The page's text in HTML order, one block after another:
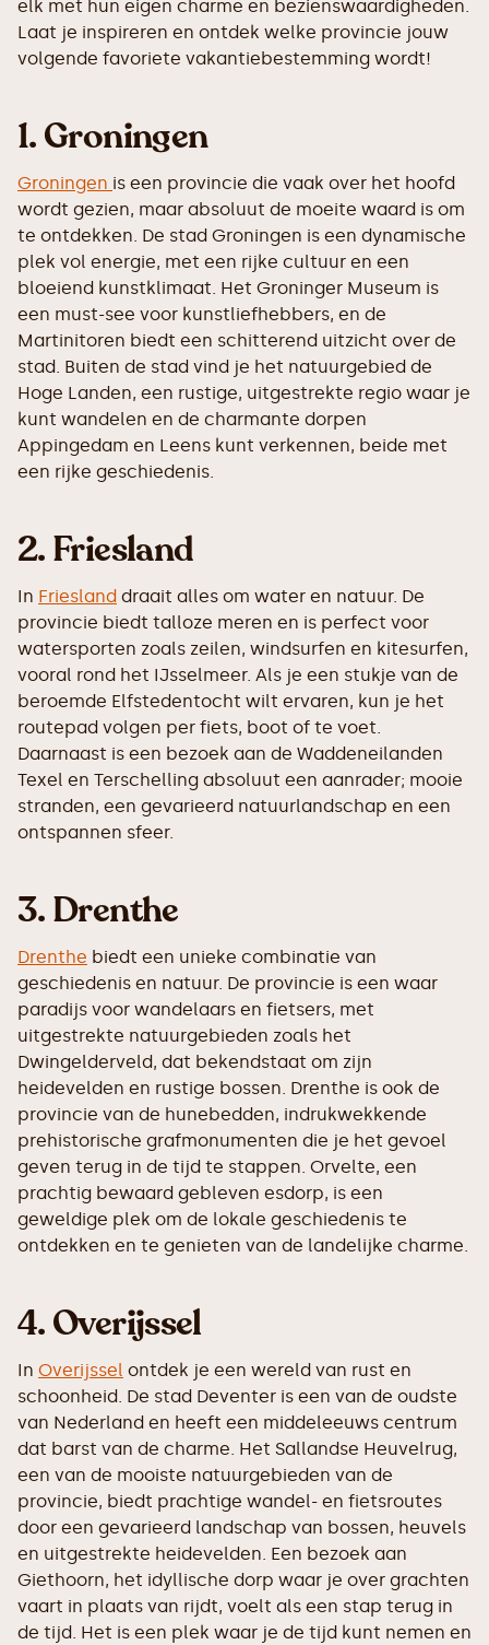
elk met hun eigen charme en bezienswaardigheden.
Laat je inspireren en ontdek welke provincie jouw
volgende favoriete vakantiebestemming wordt!
1. Groningen
Groningen is een provincie die vaak over het hoofd
wordt gezien, maar absoluut de moeite waard is om
te ontdekken. De stad Groningen is een dynamische
plek vol energie, met een rijke cultuur en een
bloeiend kunstklimaat. Het Groninger Museum is
een must-see voor kunstliefhebbers, en de
Martinitoren biedt een schitterend uitzicht over de
stad. Buiten de stad vind je het natuurgebied de
Hoge Landen, een rustige, uitgestrekte regio waar je
kunt wandelen en de charmante dorpen
Appingedam en Leens kunt verkennen, beide met
een rijke geschiedenis.
2. Friesland
In Friesland draait alles om water en natuur. De
provincie biedt talloze meren en is perfect voor
watersporten zoals zeilen, windsurfen en kitesurfen,
vooral rond het IJsselmeer. Als je een stukje van de
beroemde Elfstedentocht wilt ervaren, kun je het
routepad volgen per fiets, boot of te voet.
Daarnaast is een bezoek aan de Waddeneilanden
Texel en Terschelling absoluut een aanrader; mooie
stranden, een gevarieerd natuurlandschap en een
ontspannen sfeer.
3. Drenthe
Drenthe biedt een unieke combinatie van
geschiedenis en natuur. De provincie is een waar
paradijs voor wandelaars en fietsers, met
uitgestrekte natuurgebieden zoals het
Dwingelderveld, dat bekendstaat om zijn
heidevelden en rustige bossen. Drenthe is ook de
provincie van de hunebedden, indrukwekkende
prehistorische grafmonumenten die je het gevoel
geven terug in de tijd te stappen. Orvelte, een
prachtig bewaard gebleven esdorp, is een
geweldige plek om de lokale geschiedenis te
ontdekken en te genieten van de landelijke charme.
4. Overijssel
In Overijssel ontdek je een wereld van rust en
schoonheid. De stad Deventer is een van de oudste
van Nederland en heeft een middeleeuws centrum
dat barst van de charme. Het Sallandse Heuvelrug,
een van de mooiste natuurgebieden van de
provincie, biedt prachtige wandel- en fietsroutes
door een gevarieerd landschap van bossen, heuvels
en uitgestrekte heidevelden. Een bezoek aan
Giethoorn, het idyllische dorp waar je over grachten
vaart in plaats van rijdt, voelt als een stap terug in
de tijd. Het is een plek waar je de tijd kunt nemen en